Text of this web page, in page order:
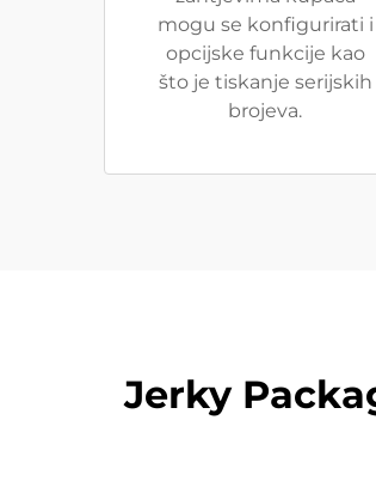
mogu se konfigurirati i
opcijske funkcije kao
što je tiskanje serijskih
brojeva.
Jerky